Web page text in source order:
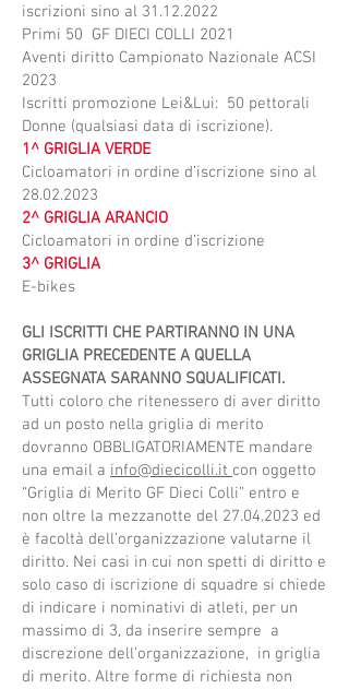
iscrizioni sino al 31.12.2022
Primi 50 GF DIECI COLLI 2021
Aventi diritto Campionato Nazionale ACSI
2023
Iscritti promozione Lei&Lui: 50 pettorali
Donne (qualsiasi data di iscrizione).
1^ GRIGLIA VERDE
Cicloamatori in ordine d’iscrizione sino al
28.02.2023
2^ GRIGLIA ARANCIO
Cicloamatori in ordine d’iscrizione
3^ GRIGLIA
E-bikes
GLI ISCRITTI CHE PARTIRANNO IN UNA
GRIGLIA PRECEDENTE A QUELLA
ASSEGNATA SARANNO SQUALIFICATI.
Tutti coloro che ritenessero di aver diritto
ad un posto nella griglia di merito
dovranno OBBLIGATORIAMENTE mandare
una email a info@diecicolli.it con oggetto
“Griglia di Merito GF Dieci Colli” entro e
non oltre la mezzanotte del 27.04.2023 ed
è facoltà dell’organizzazione valutarne il
diritto. Nei casi in cui non spetti di diritto e
solo caso di iscrizione di squadre si chiede
di indicare i nominativi di atleti, per un
massimo di 3, da inserire sempre a
discrezione dell’organizzazione, in griglia
di merito. Altre forme di richiesta non